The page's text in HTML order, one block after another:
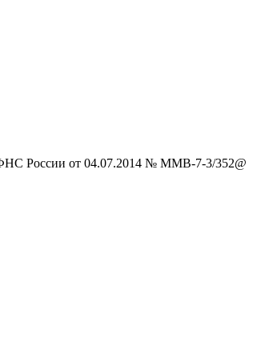
ФНС России от 04.07.2014 № ММВ-7-3/352@